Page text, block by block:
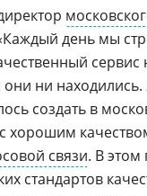
день мы
они ни
создать в
хорошим
связи. В этом
стандартов